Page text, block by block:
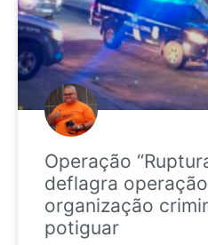
Operação
deflagra
organização
potiguar